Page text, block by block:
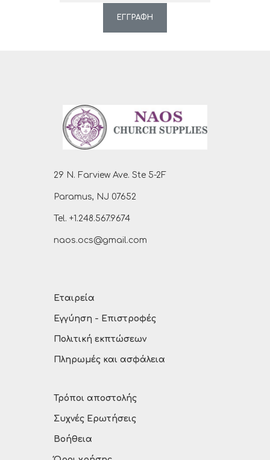
ΕΓΓΡΑΦΗ
29 N. Farview Ave. Ste 5-2F
Paramus, NJ 07652
Tel. +1.248.567.9674
naos.ocs@gmail.com
Εταιρεία
Εγγύηση - Επιστροφές
Πολιτική εκπτώσεων
Πληρωμές και ασφάλεια
Τρόποι αποστολής
Συχνές Ερωτήσεις
Βοήθεια